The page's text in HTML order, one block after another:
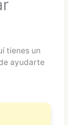
tienes un
ayudarte